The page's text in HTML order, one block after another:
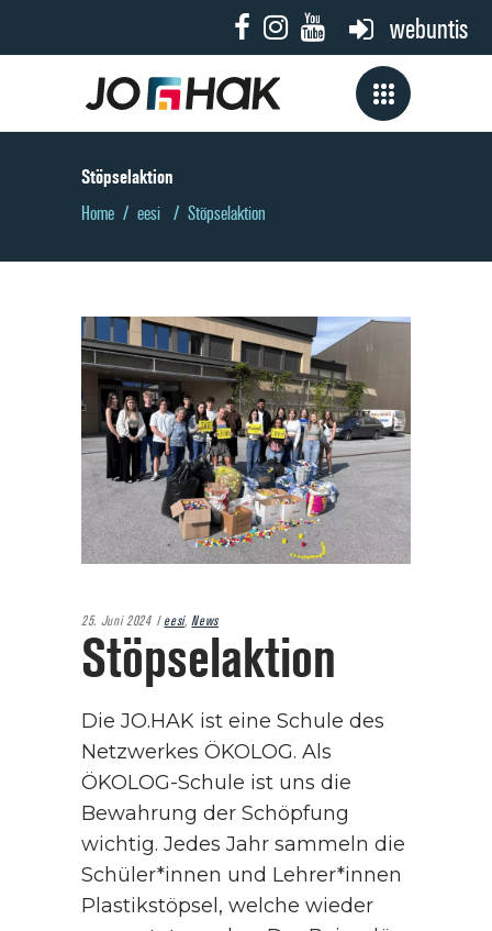
webuntis
Stöpselaktion
Home / eesi / Stöpselaktion
25. Juni 2024 eesi,News
Stöpselaktion
Die JO.HAK ist eine Schule des
Netzwerkes ÖKOLOG. Als
ÖKOLOG-Schule ist uns die
Bewahrung der Schöpfung
wichtig. Jedes Jahr sammeln die
Schüler*innen und Lehrer*innen
Plastikstöpsel, welche wieder